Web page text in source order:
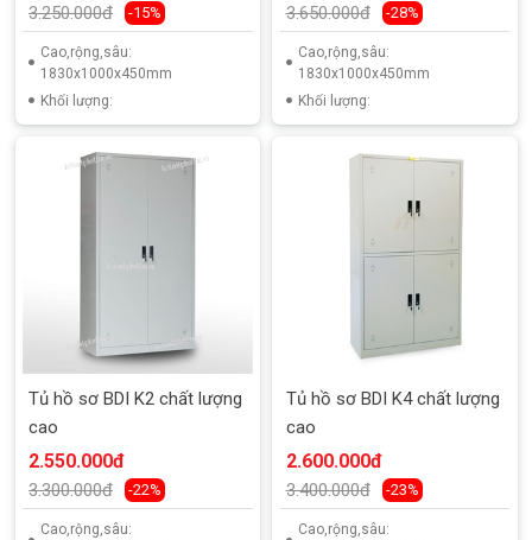
3.250.000đ -15%
Cao,rộng,sâu:
1830x1000x450mm
Khối lượng:
3.650.000đ -28%
Cao,rộng,sâu:
1830x1000x450mm
Khối lượng:
Tủ hồ sơ BDI K2 chất lượng
cao
2.550.000đ
3.300.000đ -22%
Cao,rộng,sâu:
Tủ hồ sơ BDI K4 chất lượng
cao
2.600.000đ
3.400.000đ -23%
Cao,rộng,sâu: